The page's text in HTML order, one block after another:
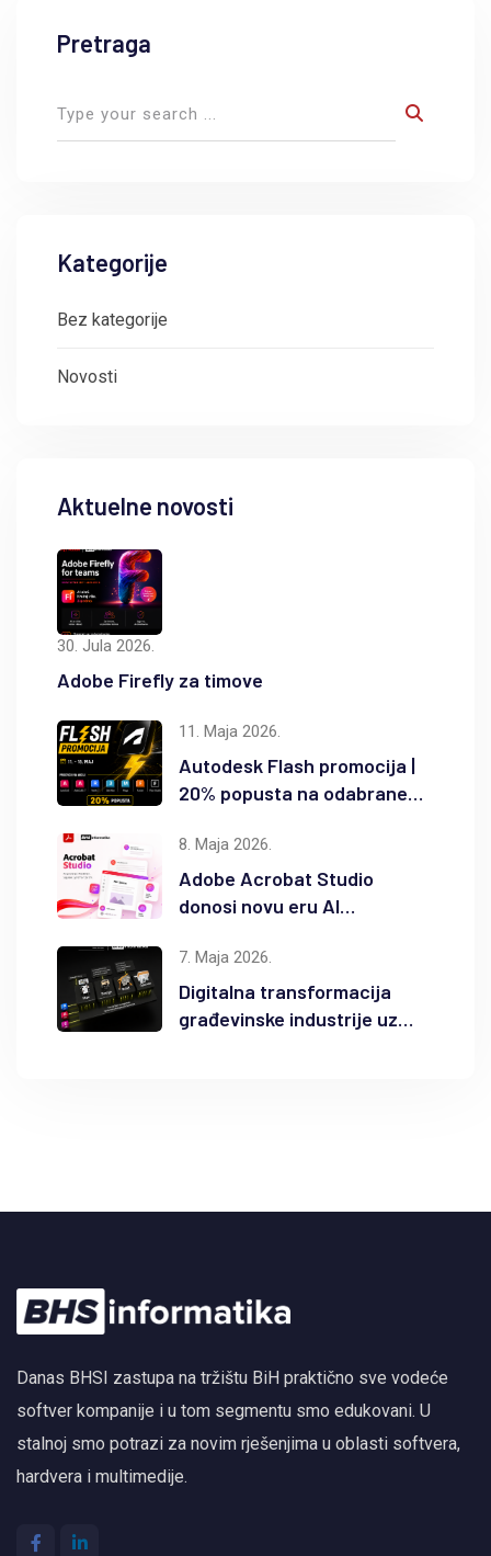
Pretraga
Kategorije
Bez kategorije
Novosti
Aktuelne novosti
30. Jula 2026.
Adobe Firefly za timove
11. Maja 2026.
Autodesk Flash promocija |
20% popusta na odabrane
8. Maja 2026.
Adobe Acrobat Studio
donosi novu eru AI
7. Maja 2026.
Digitalna transformacija
građevinske industrije uz
Danas BHSI zastupa na tržištu BiH praktično sve vodeće
softver kompanije i u tom segmentu smo edukovani. U
stalnoj smo potrazi za novim rješenjima u oblasti softvera,
hardvera i multimedije.